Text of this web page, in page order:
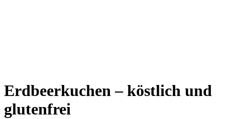
Erdbeerkuchen – köstlich und
glutenfrei